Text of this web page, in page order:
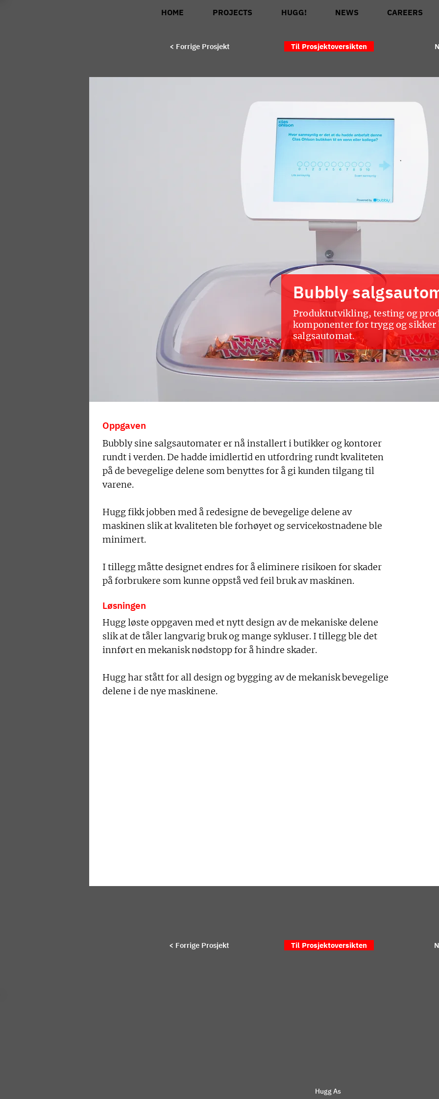
HOME PROJECTS HUGG! NEWS CAREERS
< Forrige Prosjekt Til Prosjektoversikten
Bubbly
Produktutvikling, testing og
komponenter for trygg og
salgsautomat.
Oppgaven
Bubbly sine salgsautomater er nå installert i butikker og kontorer
rundt i verden. De hadde imidlertid en utfordring rundt kvaliteten
på de bevegelige delene som benyttes for å gi kunden tilgang til
varene.
Hugg fikk jobben med å redesigne de bevegelige delene av
maskinen slik at kvaliteten ble forhøyet og servicekostnadene ble
minimert.
I tillegg måtte designet endres for å eliminere risikoen for skader
på forbrukere som kunne oppstå ved feil bruk av maskinen.
Løsningen
Hugg løste oppgaven med et nytt design av de mekaniske delene
slik at de tåler langvarig bruk og mange sykluser. I tillegg ble det
innført en mekanisk nødstopp for å hindre skader.
Hugg har stått for all design og bygging av de mekanisk bevegelige
delene i de nye maskinene.
< Forrige Prosjekt Til Prosjektoversikten
Hugg As